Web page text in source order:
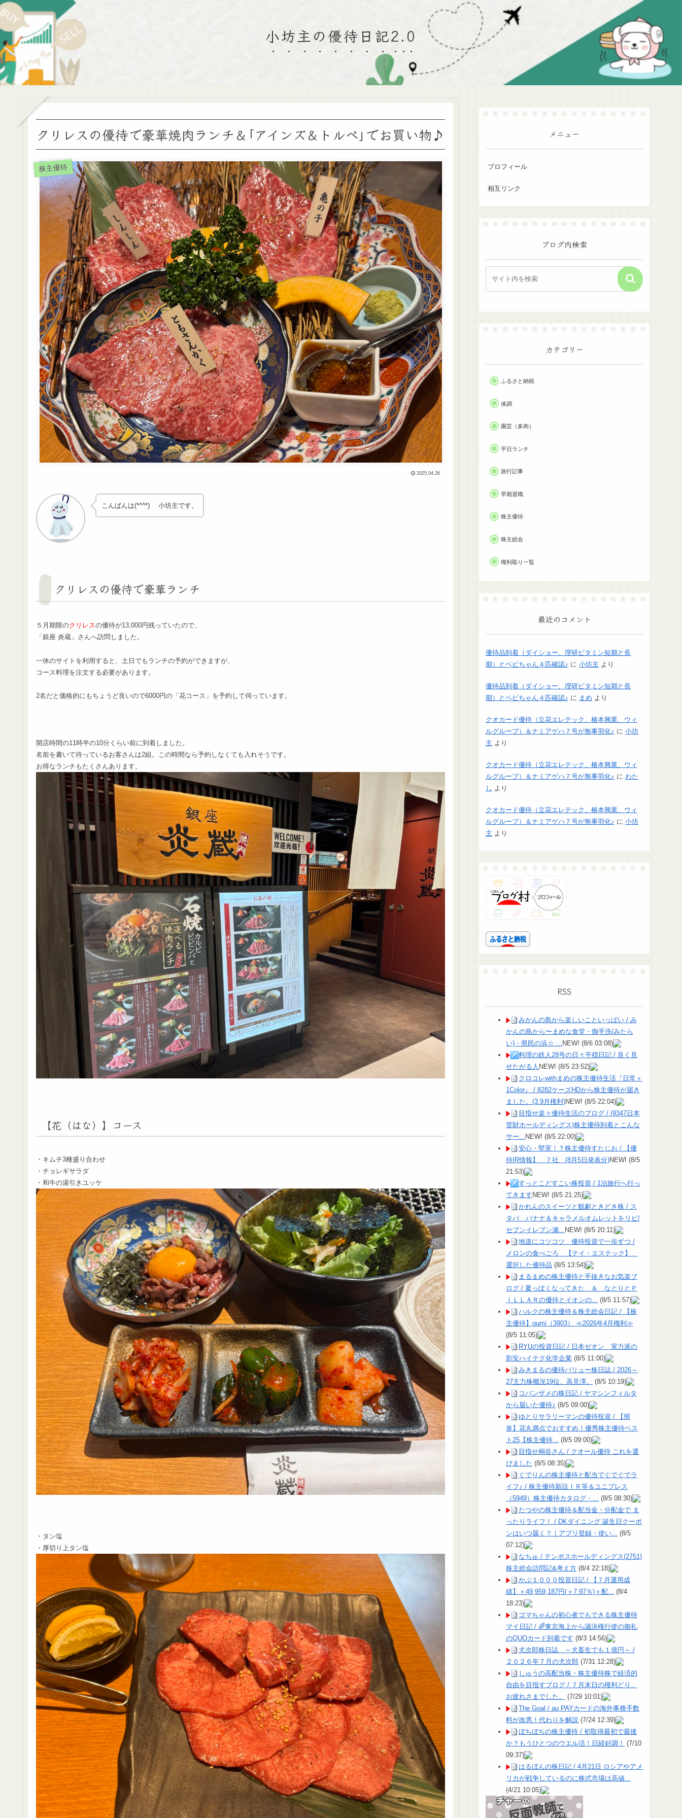
小坊主の優待日記2.0
クリレスの優待で豪華焼肉ランチ＆｢アインズ＆トルペ｣でお買い物♪
株主優待
2025.04.26
こんばんは(*^^*) 小坊主です。
クリレスの優待で豪華ランチ
５月期限のクリレスの優待が13,000円残っていたので、
「銀座 炎蔵」さんへ訪問しました。
一休のサイトを利用すると、土日でもランチの予約ができますが、
コース料理を注文する必要があります。
2名だと価格的にもちょうど良いので6000円の「花コース」を予約して伺っています。
開店時間の11時半の10分くらい前に到着しました。
名前を書いて待っているお客さんは2組。この時間なら予約しなくても入れそうです。
お得なランチもたくさんあります。
【花（はな）】コース
・キムチ3種盛り合わせ
・チョレギサラダ
・和牛の湯引きユッケ
・タン塩
・厚切り上タン塩
メニュー
プロフィール
相互リンク
ブログ内検索
カテゴリー
ふるさと納税
体調
園芸（多肉）
平日ランチ
旅行記事
早期退職
株主優待
株主総会
権利取り一覧
最近のコメント
優待品到着（ダイショー、理研ビタミン短期と長
期）とベビちゃん４匹確認♪ に 小坊主 より
優待品到着（ダイショー、理研ビタミン短期と長
期）とベビちゃん４匹確認♪ に まめ より
クオカード優待（立花エレテック、椿本興業、ウィ
ルグループ）＆ナミアゲハ７号が無事羽化♪ に 小坊
主 より
クオカード優待（立花エレテック、椿本興業、ウィ
ルグループ）＆ナミアゲハ７号が無事羽化♪ に わた
し より
クオカード優待（立花エレテック、椿本興業、ウィ
ルグループ）＆ナミアゲハ７号が無事羽化♪ に 小坊
主 より
RSS
みかんの島から楽しいこといっぱい / み
かんの島から〜まめな食堂・御手洗(みたら
い)・県民の浜☆ ... NEW! (8/6 03:08)
料理の鉄人28号の日々平穏日記 / 良く見
せたがる人 NEW! (8/5 23:52)
クロコレwithまめの株主優待生活『日常＋
1Color』 / 8282ケーズHDから株主優待が届き
ました。(3.9月権利)NEW! (8/5 22:04)
目指せ楽々優待生活のブログ / (9347日本
管財ホールディングス)株主優待到着とこんな
サー... NEW! (8/5 22:00)
安心・堅実！？株主優待すたじお / 【優
待IR情報】 ７社 (8月5日発表分)NEW! (8/5
21:53)
すっとこどすこい株投資 / 1泊旅行へ行っ
てきますNEW! (8/5 21:25)
かれんのスイーツと観劇ときどき株 / ス
タバ バナナ＆キャラメルオムレットをリピ/
セブンイレブン瀬... NEW! (8/5 20:11)
地道にコツコツ 優待投資で一歩ずつ /
メロンの食べごろ 【テイ・エステック】
選択した優待品 (8/5 13:54)
まるまめの株主優待と手抜きなお気楽ブ
ログ / 夏っぽくなってきた ＆ なとりとＰ
ＩＬＬＡＲの優待とイオンの...
(8/5 11:57)
ハルクの株主優待＆株主総会日記 / 【株
主優待】gumi（3903） ≪2026年4月権利≫
(8/5 11:05)
RYUの投資日記 / 日本ゼオン 実力派の
割安ハイテク化学企業 (8/5 11:00)
みきまるの優待バリュー株日誌 / 2026～
27主力株概況19位、高見澤。
(8/5 10:19)
コバンザメの株日記 / ヤマシンフィルタ
から届いた優待♪ (8/5 09:00)
ゆとりサラリーマンの優待投資 / 【簡
単】花丸満点でおすすめ！優秀株主優待ベス
ト25【株主優待...
(8/5 09:00)
目指せ桐谷さん / クオール優待 これを選
びました (8/5 08:35)
ぐでりんの株主優待と配当でぐでぐでラ
イフ♪ / 株主優待新設ＩＲ等＆ユニプレス
（5949）株主優待カタログ・...
(8/5 08:30)
たつやの株主優待＆配当金・分配金で ま
ったりライフ！ / DKダイニング 誕生日クーポ
ンはいつ届く？｜アプリ登録・使い...
(8/5
07:12)
なちゅ / テンポスホールディングス(2751)
株主総会訪問記&考え方 (8/4 22:18)
かぶ１０００投資日記 / 【７月運用成
績】＋49,959,187円(＋7.97％)＋配...
(8/4
18:23)
ゴマちゃんの初心者でもできる株主優待
マイ日記 / 🌈東京海上から議決権行使の御礼
のQUOカード到着です (8/3 14:56)
犬次郎株日誌 ～犬畜生でも１億円～ /
２０２６年７月の犬次郎 (7/31 12:28)
しゅうの高配当株・株主優待株で経済的
自由を目指すブログ / ７月末日の権利どり、
お疲れさまでした。
(7/29 10:01)
The Goal / au PAYカードの海外事務手数
料が改悪！代わりを解説 (7/24 12:39)
ぼちぼちの株主優待 / 初取得最初で最後
か？もうひとつのウエル活！日経好調！ (7/10
09:37)
はるぼんの株日記 / 4月21日 ロシアやアメ
リカが戦争しているのに株式市場は高値...
(4/21 10:05)